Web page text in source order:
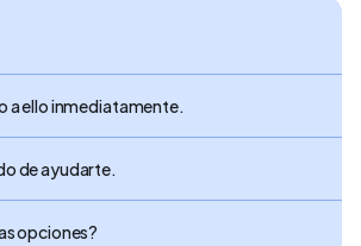
a ello inmediatamente.
de ayudarte.
opciones?